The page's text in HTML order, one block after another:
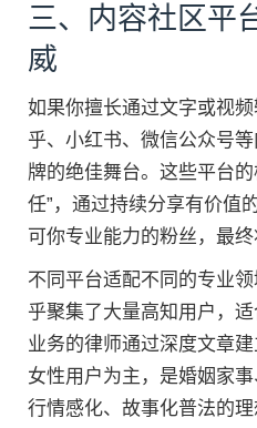
三、内容社区平
威
如果你擅长通过文字或视
乎、小红书、微信公众号
牌的绝佳舞台。这些平台
任”，通过持续分享有价值
可你专业能力的粉丝，最终
不同平台适配不同的专业
乎聚集了大量高知用户，
业务的律师通过深度文章
女性用户为主，是婚姻家
行情感化、故事化普法的